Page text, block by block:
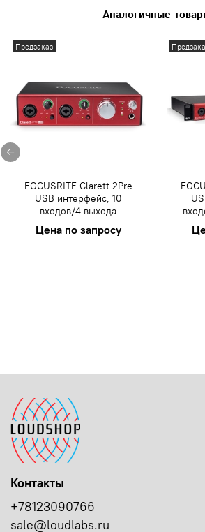
Аналогичные
Предзаказ
FOCUSRITE Clarett 2Pre
USB интерфейс, 10
входов/4 выхода
Цена по запросу
Контакты
+78123090766
sale@loudlabs.ru